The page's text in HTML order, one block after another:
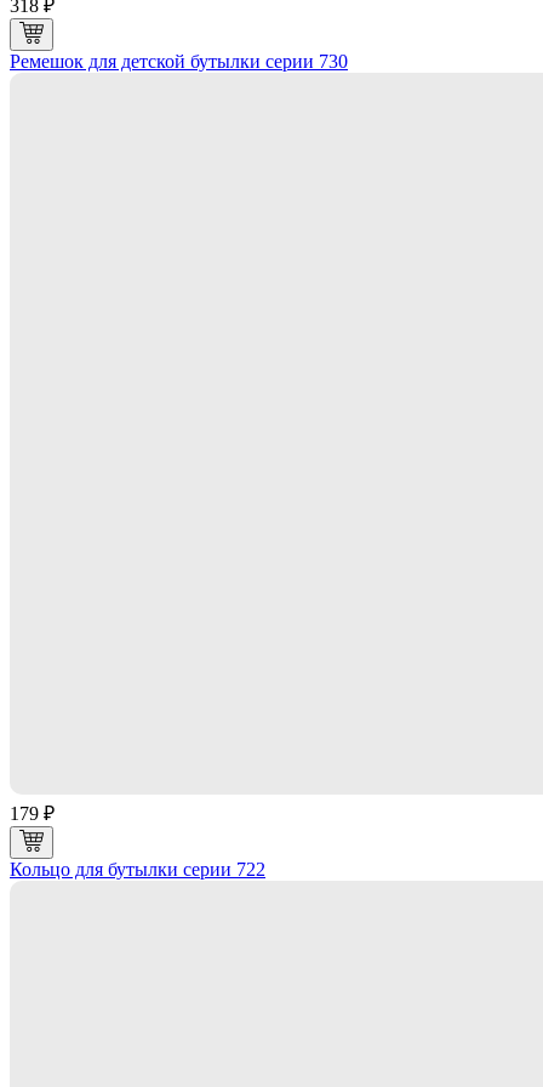
318 ₽
Ремешок для детской бутылки серии 730
179 ₽
Кольцо для бутылки серии 722